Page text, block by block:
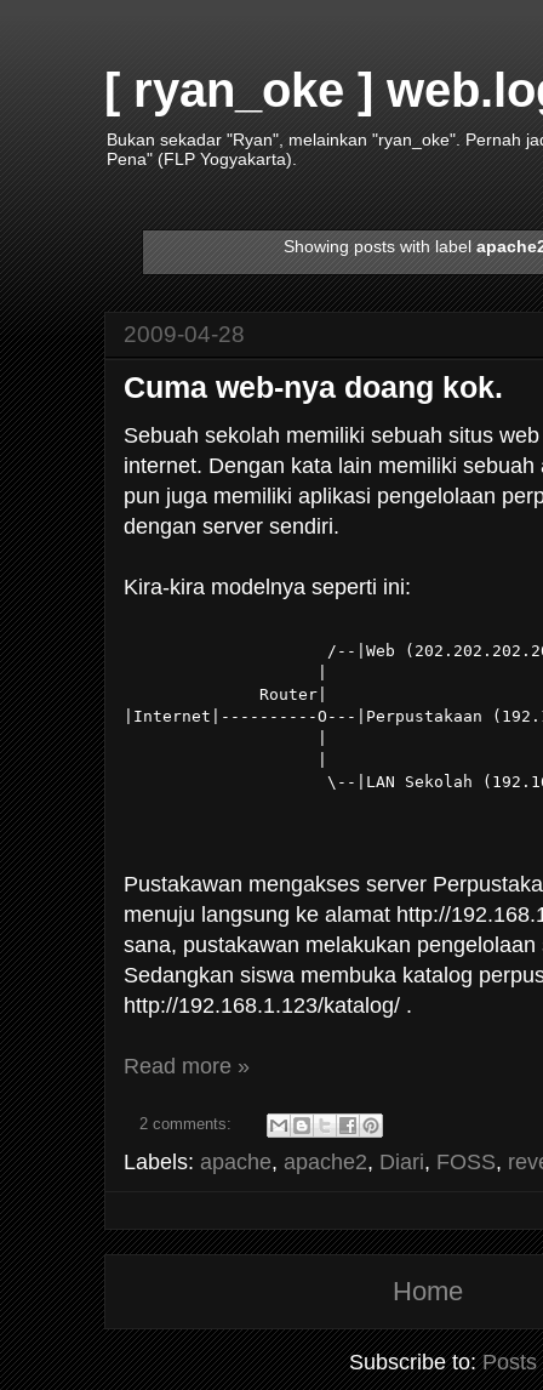
[ ryan_oke ]
Bukan sekadar "Ryan", melainkan "ryan_oke". Pernah
Pena" (FLP Yogyakarta).
Showing posts with label
2009-04-28
Cuma web-nya doang kok.
Sebuah sekolah memiliki sebuah situs
internet. Dengan kata lain memiliki
pun juga memiliki aplikasi pengelolaan
dengan server sendiri.
Kira-kira modelnya seperti ini:
/--|Web
              Router|
|Internet|----------O---|Perpustakaan
\--|LAN Sekolah
Pustakawan mengakses server
menuju langsung ke alamat http://
sana, pustakawan melakukan
Sedangkan siswa membuka katalog
http://192.168.1.123/katalog/ .
Read more »
2 comments:
Labels: apache, apache2, Diari, FOSS,
Home
Subscribe to:Posts